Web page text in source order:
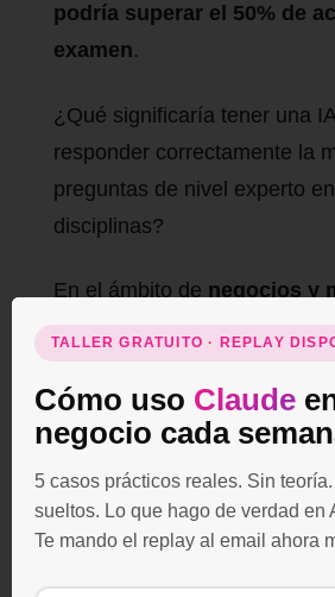
podría superar el 50% de
examen.
¿Qué significaría tener una
responder correctamente la
preguntas de nivel experto
disciplinas?
En el ámbito de negocios y
esto podría equivaler a
consultor o analista virtual
disponible 24/7.
desarrolladas tras
minutos, tendencias
TALLER GRATUITO · REPLAY
Cómo uso Claude
negocio cada
5 casos prácticos reales. Sin
sueltos. Lo que hago de verdad en
Te mando el replay al email ahora